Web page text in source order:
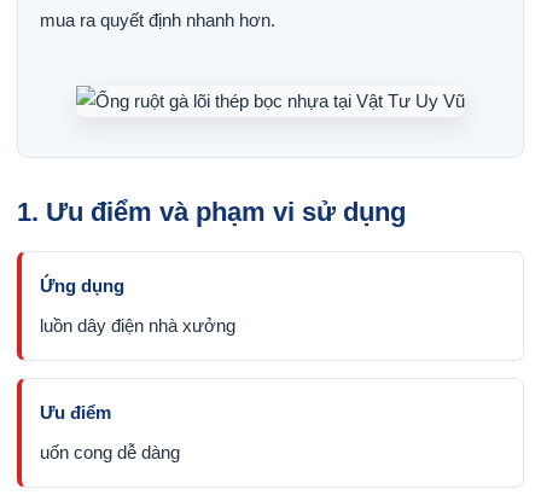
mua ra quyết định nhanh hơn.
1. Ưu điểm và phạm vi sử dụng
Ứng dụng
luồn dây điện nhà xưởng
Ưu điểm
uốn cong dễ dàng